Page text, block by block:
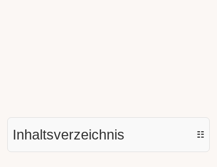
Inhaltsverzeichnis ☷